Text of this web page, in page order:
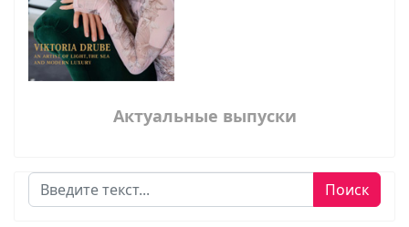
Актуальные выпуски
Поиск Поиск